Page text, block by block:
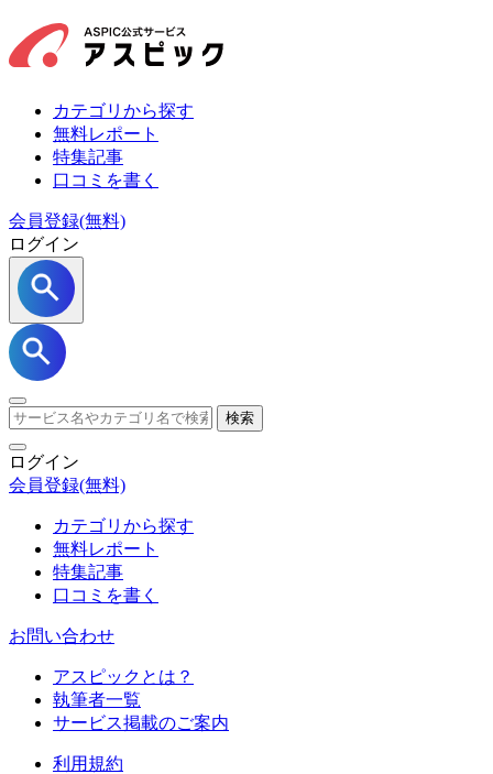
カテゴリから探す
無料レポート
特集記事
口コミを書く
会員登録(無料)
ログイン
検索
ログイン
会員登録(無料)
カテゴリから探す
無料レポート
特集記事
口コミを書く
お問い合わせ
アスピックとは？
執筆者一覧
サービス掲載のご案内
利用規約